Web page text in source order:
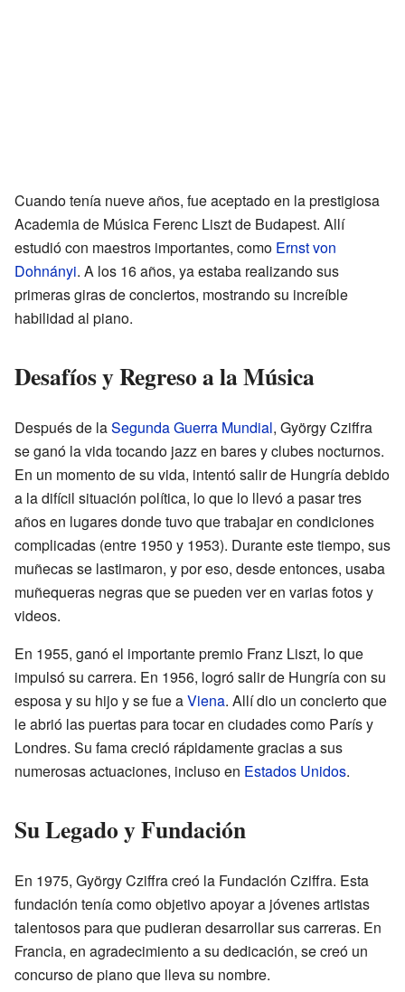
Cuando tenía nueve años, fue aceptado en la prestigiosa
Academia de Música Ferenc Liszt de Budapest. Allí
estudió con maestros importantes, como Ernst von
Dohnányi. A los 16 años, ya estaba realizando sus
primeras giras de conciertos, mostrando su increíble
habilidad al piano.
Desafíos y Regreso a la Música
Después de laSegunda Guerra Mundial, György Cziffra
se ganó la vida tocando jazz en bares y clubes nocturnos.
En un momento de su vida, intentó salir de Hungría debido
a la difícil situación política, lo que lo llevó a pasar tres
años en lugares donde tuvo que trabajar en condiciones
complicadas (entre 1950 y 1953). Durante este tiempo, sus
muñecas se lastimaron, y por eso, desde entonces, usaba
muñequeras negras que se pueden ver en varias fotos y
videos.
En 1955, ganó el importante premio Franz Liszt, lo que
impulsó su carrera. En 1956, logró salir de Hungría con su
esposa y su hijo y se fue aViena. Allí dio un concierto que
le abrió las puertas para tocar en ciudades como París y
Londres. Su fama creció rápidamente gracias a sus
numerosas actuaciones, incluso en Estados Unidos.
Su Legado y Fundación
En 1975, György Cziffra creó la Fundación Cziffra. Esta
fundación tenía como objetivo apoyar a jóvenes artistas
talentosos para que pudieran desarrollar sus carreras. En
Francia, en agradecimiento a su dedicación, se creó un
concurso de piano que lleva su nombre.